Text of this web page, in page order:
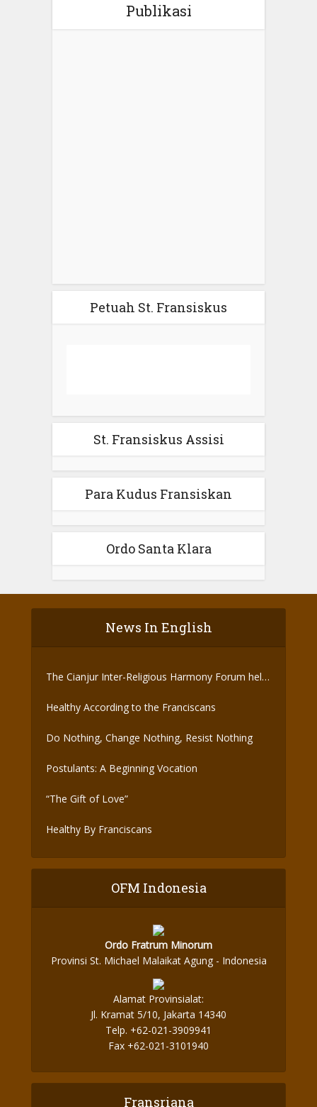
Publikasi
Petuah St. Fransiskus
St. Fransiskus Assisi
Para Kudus Fransiskan
Ordo Santa Klara
News In English
The Cianjur Inter-Religious Harmony Forum held
Healthy According to the Franciscans
Do Nothing, Change Nothing, Resist Nothing
Postulants: A Beginning Vocation
“The Gift of Love”
Healthy By Franciscans
OFM Indonesia
Ordo Fratrum Minorum
Provinsi St. Michael Malaikat Agung - Indonesia
Alamat Provinsialat:
Jl. Kramat 5/10, Jakarta 14340
Telp. +62-021-3909941
Fax +62-021-3101940
Fransriana